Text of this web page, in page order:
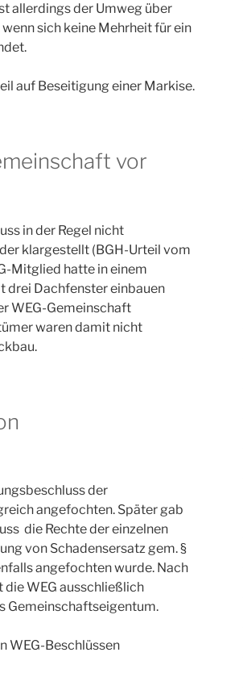
allerdings der Umweg über
sich keine Mehrheit für ein
auf Beseitigung einer Markise.
vor
in der Regel nicht
klargestellt (BGH-Urteil vom
Mitglied hatte in einem
drei Dachfenster einbauen
WEG-Gemeinschaft
waren damit nicht
der
angefochten. Später gab
die Rechte der einzelnen
von Schadensersatz gem. §
angefochten wurde. Nach
die WEG ausschließlich
Gemeinschaftseigentum.
WEG-Beschlüssen